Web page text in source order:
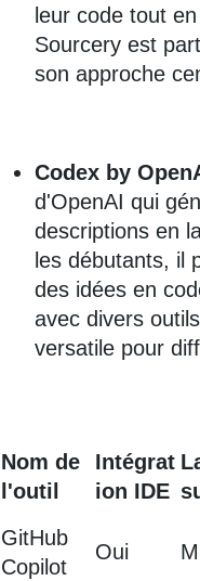
leur code tout
Sourcery est
son approche
Codex by
d'OpenAI qui
descriptions en
les débutants, il
des idées en
avec divers
versatile pour
Nom de
l'outil
Intégrat
ion IDE
GitHub
Copilot
Oui